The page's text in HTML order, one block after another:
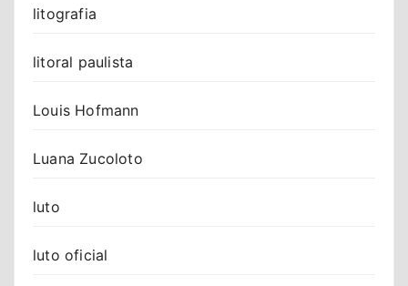
litografia
litoral paulista
Louis Hofmann
Luana Zucoloto
luto
luto oficial